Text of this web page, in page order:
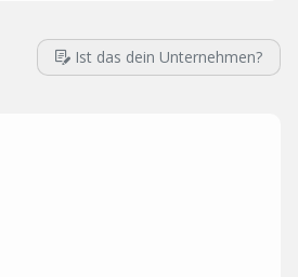
Ist das dein Unternehmen?